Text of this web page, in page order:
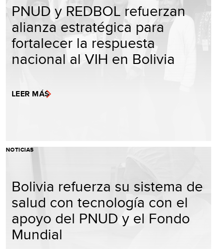
PNUD y REDBOL refuerzan
alianza estratégica para
fortalecer la respuesta
nacional al VIH en Bolivia
LEER MÁS
NOTICIAS
Bolivia refuerza su sistema de
salud con tecnología con el
apoyo del PNUD y el Fondo
Mundial